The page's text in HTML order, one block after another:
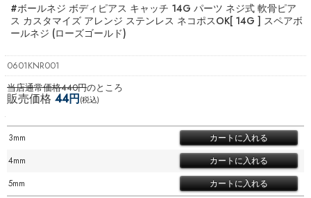
#ボールネジ ボディピアス キャッチ 14G パーツ ネジ式 軟骨ピア
ス カスタマイズ アレンジ ステンレス ネコポスOK[ 14G ] スペアボ
ールネジ (ローズゴールド)
0601KNR001
当店通常価格440円のところ
販売価格 44円(税込)
3mm
4mm
5mm